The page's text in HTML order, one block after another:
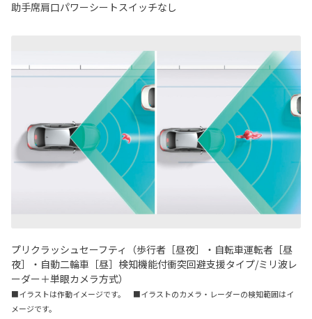
助手席肩口パワーシートスイッチなし
プリクラッシュセーフティ（歩行者［昼夜］・自転車運転者［昼
夜］・自動二輪車［昼］検知機能付衝突回避支援タイプ/ミリ波レ
ーダー＋単眼カメラ方式）
■イラストは作動イメージです。 ■イラストのカメラ・レーダーの検知範囲はイ
メージです。